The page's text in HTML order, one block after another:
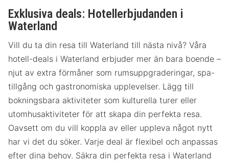
Exklusiva deals: Hotellerbjudanden i
Waterland
Vill du ta din resa till Waterland till nästa nivå? Våra
hotell-deals i Waterland erbjuder mer än bara boende –
njut av extra förmåner som rumsuppgraderingar, spa-
tillgång och gastronomiska upplevelser. Lägg till
bokningsbara aktiviteter som kulturella turer eller
utomhusaktiviteter för att skapa din perfekta resa.
Oavsett om du vill koppla av eller uppleva något nytt
har vi det du söker. Varje deal är flexibel och anpassas
efter dina behov. Säkra din perfekta resa i Waterland